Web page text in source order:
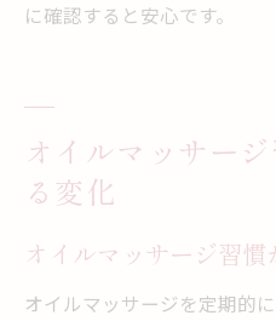
に確認すると安心です。
オイルマッサー
る変化
オイルマッサージ習
オイルマッサージを定期的